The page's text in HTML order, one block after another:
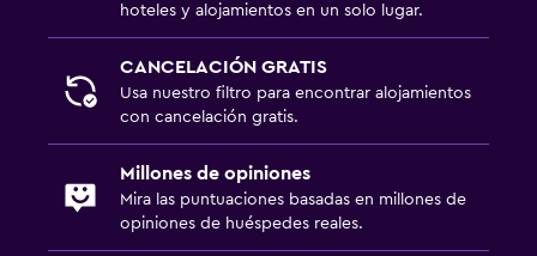
hoteles y alojamientos en un solo lugar.
CANCELACIÓN GRATIS
Usa nuestro filtro para encontrar alojamientos
con cancelación gratis.
Millones de opiniones
Mira las puntuaciones basadas en millones de
opiniones de huéspedes reales.